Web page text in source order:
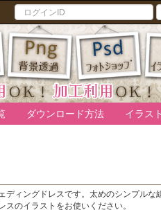
ダウンロード方法 イラス
ディングドレスです。太めのシンプルな
のイラストをお使いください。